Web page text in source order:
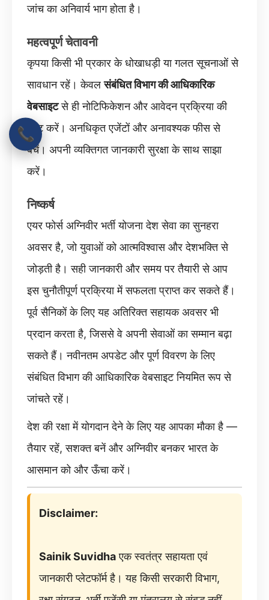
जांच का अनिवार्य भाग होता है।
महत्वपूर्ण चेतावनी
कृपया किसी भी प्रकार के धोखाधड़ी या गलत सूचनाओं से
सावधान रहें। केवलसंबंधित विभाग की आधिकारिक
वेबसाइटसे ही नोटिफिकेशन और आवेदन प्रक्रिया की
पुष्टि करें। अनधिकृत एजेंटों और अनावश्यक फीस से
बचें। अपनी व्यक्तिगत जानकारी सुरक्षा के साथ साझा
करें।
निष्कर्ष
एयर फोर्स अग्निवीर भर्ती योजना देश सेवा का सुनहरा
अवसर है, जो युवाओं को आत्मविश्वास और देशभक्ति से
जोड़ती है। सही जानकारी और समय पर तैयारी से आप
इस चुनौतीपूर्ण प्रक्रिया में सफलता प्राप्त कर सकते हैं।
पूर्व सैनिकों के लिए यह अतिरिक्त सहायक अवसर भी
प्रदान करता है, जिससे वे अपनी सेवाओं का सम्मान बढ़ा
सकते हैं। नवीनतम अपडेट और पूर्ण विवरण के लिए
संबंधित विभाग की आधिकारिक वेबसाइट नियमित रूप से
जांचते रहें।
देश की रक्षा में योगदान देने के लिए यह आपका मौका है —
तैयार रहें, सशक्त बनें और अग्निवीर बनकर भारत के
आसमान को और ऊँचा करें।
Disclaimer:
Sainik Suvidhaएक स्वतंत्र सहायता एवं
जानकारी प्लेटफॉर्म है। यह किसी सरकारी विभाग,
📞